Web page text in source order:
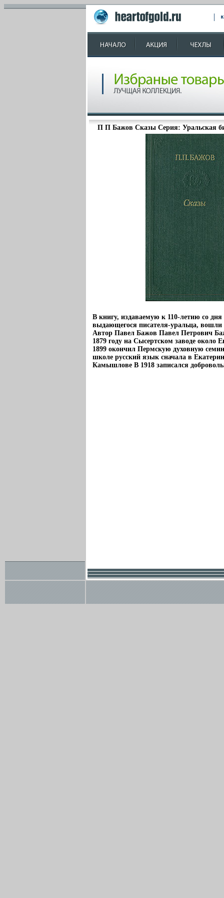
П П Бажов Сказы Серия: Уральская
В книгу, издаваемую к 110-летию со
выдающегося писателя-уральца, вошли
Автор Павел Бажов Павел Петрович
1879 году на Сысертском заводе около
1899 окончил Пермскую духовную
школе русский язык сначала в
Камышлове В 1918 записался